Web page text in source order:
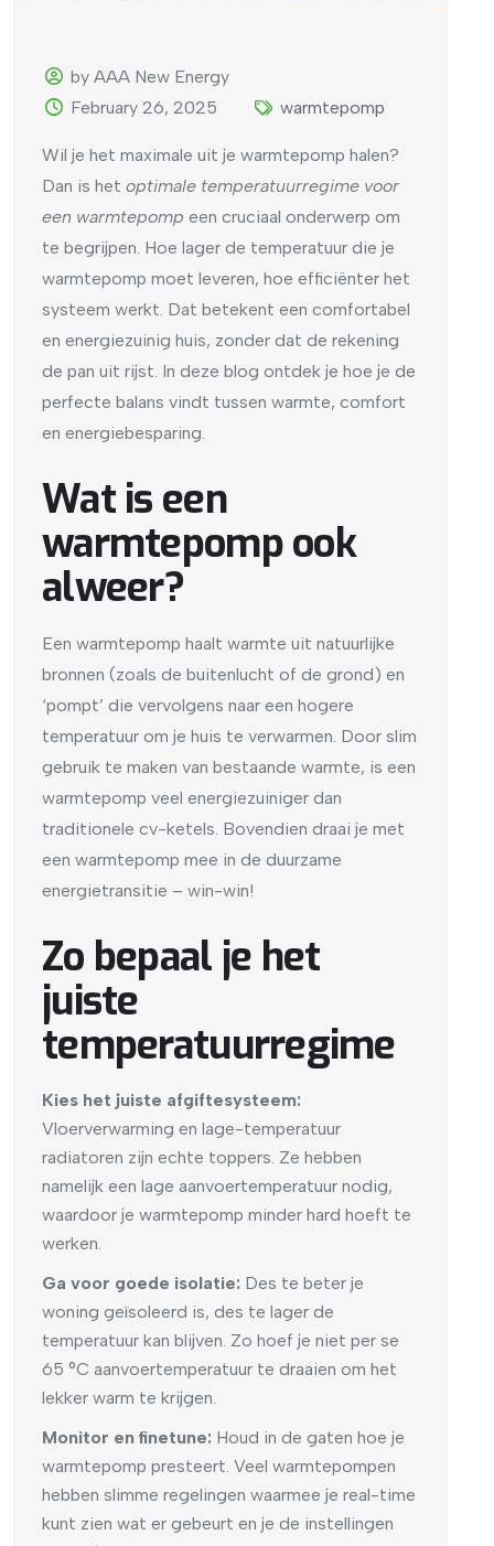
by AAA New Energy
February 26, 2025
warmtepomp
Wil je het maximale uit je warmtepomp halen?
Dan is het optimale temperatuurregime voor
een warmtepomp een cruciaal onderwerp om
te begrijpen. Hoe lager de temperatuur die je
warmtepomp moet leveren, hoe efficiënter het
systeem werkt. Dat betekent een comfortabel
en energiezuinig huis, zonder dat de rekening
de pan uit rijst. In deze blog ontdek je hoe je de
perfecte balans vindt tussen warmte, comfort
en energiebesparing.
Wat is een
warmtepomp ook
alweer?
Een warmtepomp haalt warmte uit natuurlijke
bronnen (zoals de buitenlucht of de grond) en
‘pompt’ die vervolgens naar een hogere
temperatuur om je huis te verwarmen. Door slim
gebruik te maken van bestaande warmte, is een
warmtepomp veel energiezuiniger dan
traditionele cv-ketels. Bovendien draai je met
een warmtepomp mee in de duurzame
energietransitie – win-win!
Zo bepaal je het
juiste
temperatuurregime
Kies het juiste afgiftesysteem:
Vloerverwarming en lage-temperatuur
radiatoren zijn echte toppers. Ze hebben
namelijk een lage aanvoertemperatuur nodig,
waardoor je warmtepomp minder hard hoeft te
werken.
Ga voor goede isolatie: Des te beter je
woning geïsoleerd is, des te lager de
temperatuur kan blijven. Zo hoef je niet per se
65 °C aanvoertemperatuur te draaien om het
lekker warm te krijgen.
Monitor en finetune: Houd in de gaten hoe je
warmtepomp presteert. Veel warmtepompen
hebben slimme regelingen waarmee je real-time
kunt zien wat er gebeurt en je de instellingen